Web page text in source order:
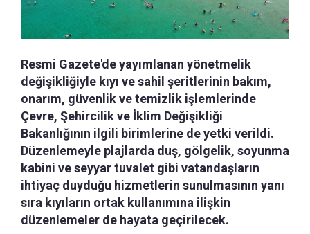
Resmi Gazete'de yayımlanan yönetmelik
değişikliğiyle kıyı ve sahil şeritlerinin bakım,
onarım, güvenlik ve temizlik işlemlerinde
Çevre, Şehircilik ve İklim Değişikliği
Bakanlığının ilgili birimlerine de yetki verildi.
Düzenlemeyle plajlarda duş, gölgelik, soyunma
kabini ve seyyar tuvalet gibi vatandaşların
ihtiyaç duyduğu hizmetlerin sunulmasının yanı
sıra kıyıların ortak kullanımına ilişkin
düzenlemeler de hayata geçirilecek.